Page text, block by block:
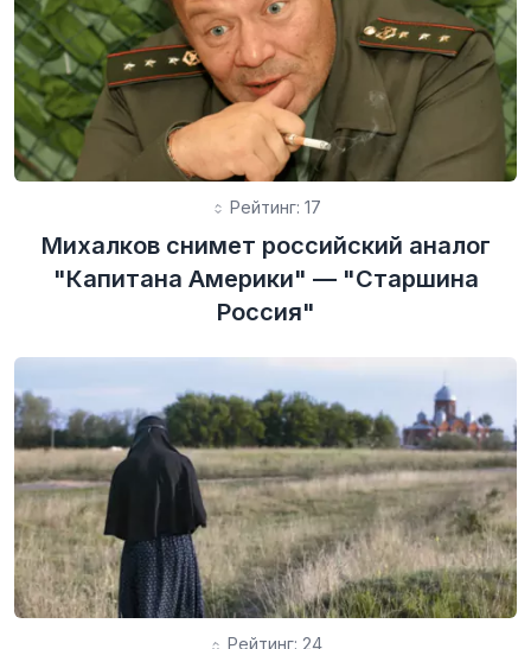
Рейтинг: 17
Михалков снимет российский аналог
"Капитана Америки" — "Старшина
Россия"
Рейтинг: 24